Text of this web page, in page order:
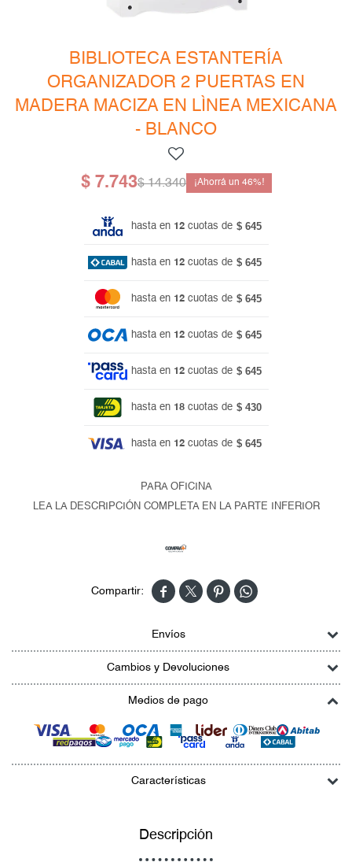
BIBLIOTECA ESTANTERÍA
ORGANIZADOR 2 PUERTAS EN
MADERA MACIZA EN LÌNEA MEXICANA
- BLANCO
$ 7.743$ 14.340 46
hasta en 12 cuotas de $ 645
hasta en 12 cuotas de $ 645
hasta en 12 cuotas de $ 645
hasta en 12 cuotas de $ 645
hasta en 12 cuotas de $ 645
hasta en 18 cuotas de $ 430
hasta en 12 cuotas de $ 645
PARA OFICINA
LEA LA DESCRIPCIÓN COMPLETA EN LA PARTE INFERIOR
   
Envíos
Cambios y Devoluciones
Medios de pago
Características
Descripción